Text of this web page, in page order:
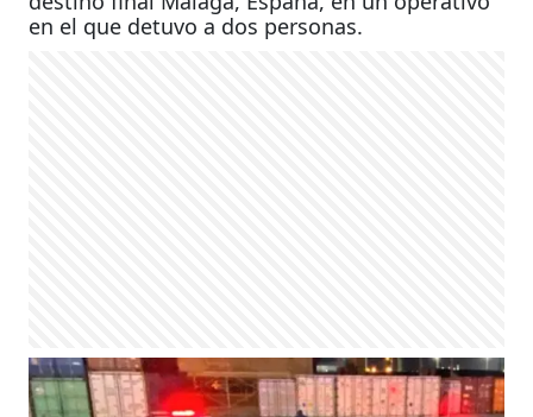
en el que detuvo a dos personas.